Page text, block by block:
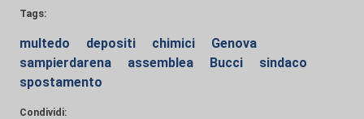
Tags:
multedo depositi chimici
Genova
sampierdarena
assemblea Bucci
sindaco
spostamento
Condividi: